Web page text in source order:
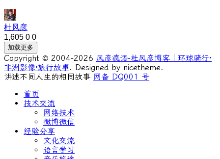
杜风彦
1,605 0 0
加载更多
Copyright © 2004-2026 风彦疯语-杜风彦博客｜环球骑行·
非洲影像·旅行故事. Designed by nicetheme.
讲述不同人生的相同故事 网备 DQ001 号
首页
技术交流
网络技术
微博微信
经验分享
文化交流
语言学习